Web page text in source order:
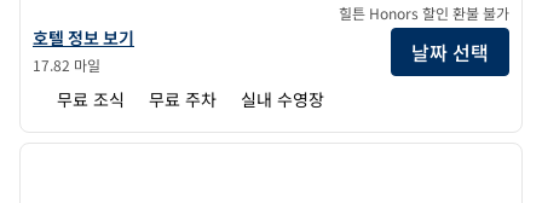
햄튼 인 & 스위트 아데어스빌-칼윈 에어리어의 호텔 정보 보기
호텔 정보 보기
17.82 마일
힐튼 Honors 할인 환불 불가
날짜 선택
무료 조식 무료 주차 실내 수영장
1/12
1/12
다음